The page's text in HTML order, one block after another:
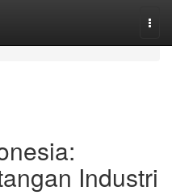
Industri